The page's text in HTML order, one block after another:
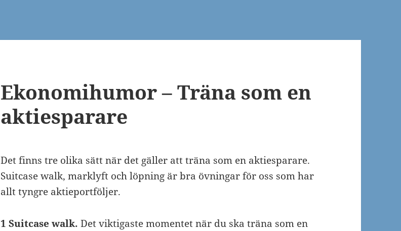
Ekonomihumor – Träna som en
aktiesparare
Det finns tre olika sätt när det gäller att träna som en aktiesparare.
Suitcase walk, marklyft och löpning är bra övningar för oss som har
allt tyngre aktieportföljer.
1 Suitcase walk. Det viktigaste momentet när du ska träna som en